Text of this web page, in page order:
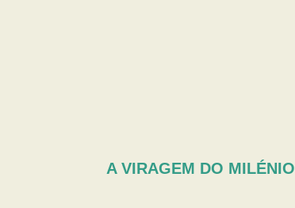
A VIRAGEM DO MILÉNIO